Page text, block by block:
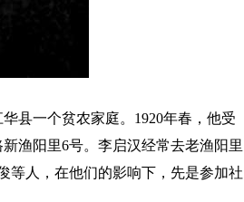
县一个贫农家庭。1920年春，他受
渔阳里6号。李启汉经常去老渔阳里
等人，在他们的影响下，先是参加社